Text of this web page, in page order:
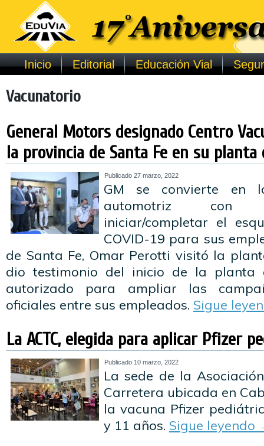
Inicio Editorial Educación Vial
Vacunatorio
General Motors designado Centro
la provincia de Santa Fe en su planta
Publicado 27 marzo, 2022
GM se convierte en
automotriz con
iniciar/completar el
COVID-19 para sus
de Santa Fe, Omar Perotti visitó la
dio testimonio del inicio de la planta
autorizado para ampliar las
oficiales entre sus empleados. Sigue
La ACTC, elegida para aplicar Pfizer
Publicado 10 marzo, 2022
La sede de la
Carretera ubicada en
la vacuna Pfizer
y 11 años. Sigue leyendo